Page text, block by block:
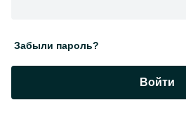
Забыли пароль?
Войти